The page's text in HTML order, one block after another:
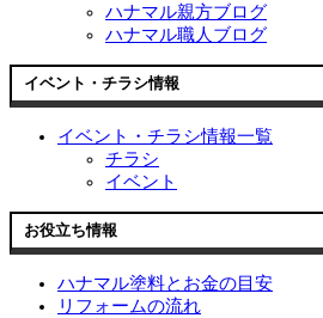
ハナマル親方ブログ
ハナマル職人ブログ
イベント・チラシ情報
イベント・チラシ情報一覧
チラシ
イベント
お役立ち情報
ハナマル塗料とお金の目安
リフォームの流れ